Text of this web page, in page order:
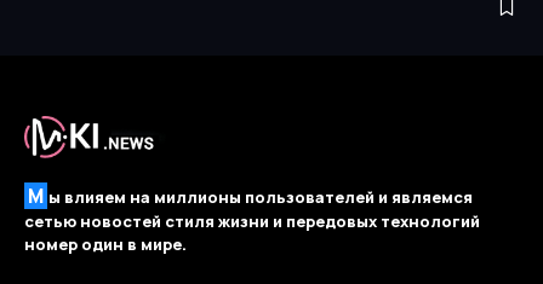
М ы влияем на миллионы пользователей и являемся
сетью новостей стиля жизни и передовых технологий
номер один в мире.